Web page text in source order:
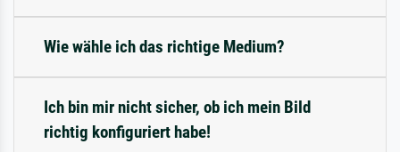
Wie wähle ich das richtige Medium?
Ich bin mir nicht sicher, ob ich mein Bild
richtig konfiguriert habe!